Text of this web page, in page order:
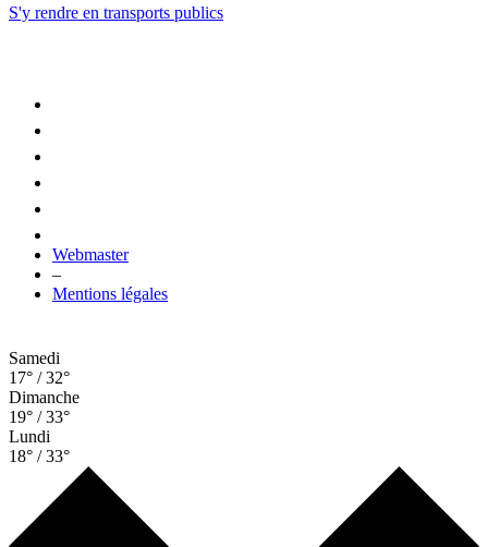
S'y rendre en transports publics
Webmaster
–
Mentions légales
Samedi
17° / 32°
Dimanche
19° / 33°
Lundi
18° / 33°